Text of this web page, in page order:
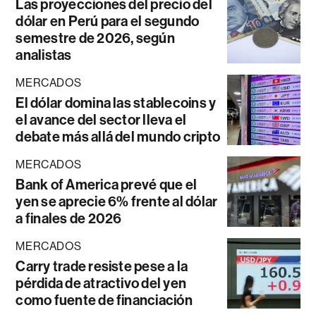
Las proyecciones del precio del
dólar en Perú para el segundo
semestre de 2026, según
analistas
MERCADOS
El dólar domina las stablecoins y
el avance del sector lleva el
debate más allá del mundo cripto
MERCADOS
Bank of America prevé que el
yen se aprecie 6% frente al dólar
a finales de 2026
MERCADOS
Carry trade resiste pese a la
pérdida de atractivo del yen
como fuente de financiación